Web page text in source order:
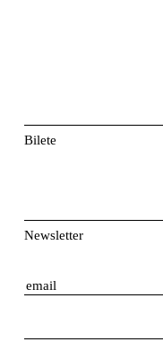
Bilete
Newsletter
E